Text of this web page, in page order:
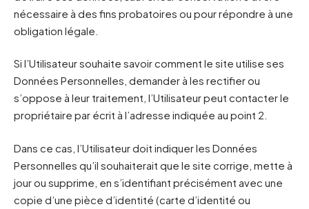
nécessaire à des fins probatoires ou pour répondre à une
obligation légale.
Si l’Utilisateur souhaite savoir comment le site utilise ses
Données Personnelles, demander à les rectifier ou
s’oppose à leur traitement, l’Utilisateur peut contacter le
propriétaire par écrit à l’adresse indiquée au point 2.
Dans ce cas, l’Utilisateur doit indiquer les Données
Personnelles qu’il souhaiterait que le site corrige, mette à
jour ou supprime, en s’identifiant précisément avec une
copie d’une pièce d’identité (carte d’identité ou